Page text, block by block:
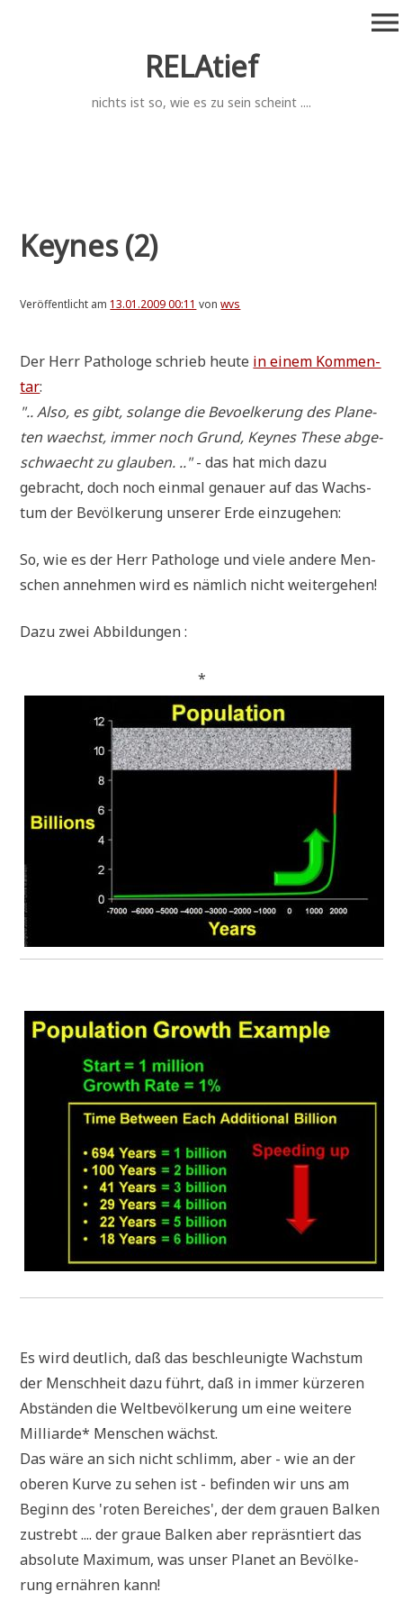
RELAtief
nichts ist so, wie es zu sein scheint ....
menu
Keynes (2)
Veröffentlicht am 13.01.2009 00:11 vonwvs
Der Herr Patho­lo­ge schrieb heu­te in einem Kom­men­
tar:
".. Also, es gibt, solan­ge die Bevoel­ke­rung des Pla­ne­
ten waechst, immer noch Grund, Keynes The­se abge­
schwaecht zu glau­ben. .."- das hat mich dazu
gebracht, doch noch ein­mal genau­er auf das Wachs­
tum der Bevöl­ke­rung unse­rer Erde einzugehen:
So, wie es der Herr Patho­lo­ge und vie­le ande­re Men­
schen anneh­men wird es näm­lich nicht weitergehen!
Dazu zwei Abbildungen :
*
Es wird deut­lich, daß das beschleu­nig­te Wachs­tum
der Mensch­heit dazu führt, daß in immer kür­ze­ren
Abstän­den die Welt­be­völ­ke­rung um eine wei­te­re
Mil­li­ar­de* Men­schen wächst.
Das wäre an sich nicht schlimm, aber - wie an der
obe­ren Kur­ve zu sehen ist - befin­den wir uns am
Beginn des 'roten Berei­ches', der dem grau­en Bal­ken
zustrebt .... der graue Bal­ken aber repräsn­tiert das
abso­lu­te Maxi­mum, was unser Pla­net an Bevöl­ke­
rung ernäh­ren kann!